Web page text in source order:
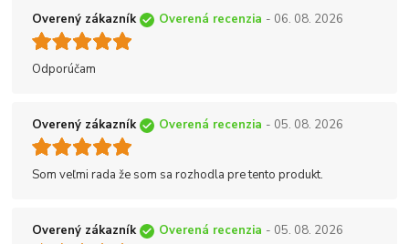
Overený zákazník Overená recenzia - 06. 08. 2026
Odporúčam
Overený zákazník Overená recenzia - 05. 08. 2026
Som veľmi rada že som sa rozhodla pre tento produkt.
Overený zákazník Overená recenzia - 05. 08. 2026